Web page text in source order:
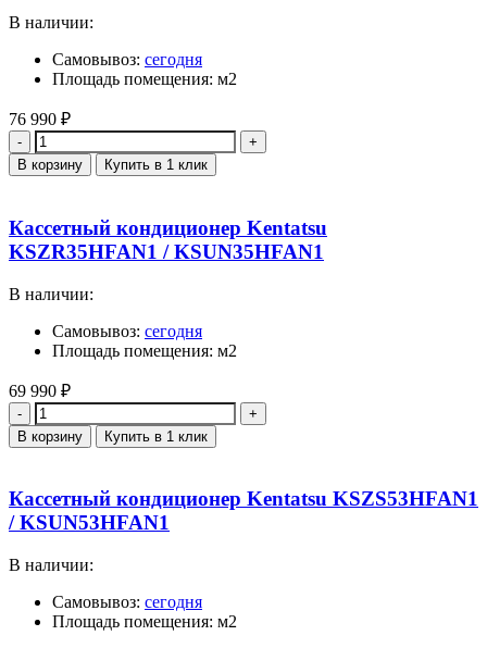
В наличии:
Самовывоз: сегодня
Площадь помещения: м2
76 990 ₽
Количество
В корзину Купить в 1 клик
Кассетный кондиционер Kentatsu
KSZR35HFAN1 / KSUN35HFAN1
В наличии:
Самовывоз: сегодня
Площадь помещения: м2
69 990 ₽
Количество
В корзину Купить в 1 клик
Кассетный кондиционер Kentatsu KSZS53HFAN1
/ KSUN53HFAN1
В наличии:
Самовывоз: сегодня
Площадь помещения: м2